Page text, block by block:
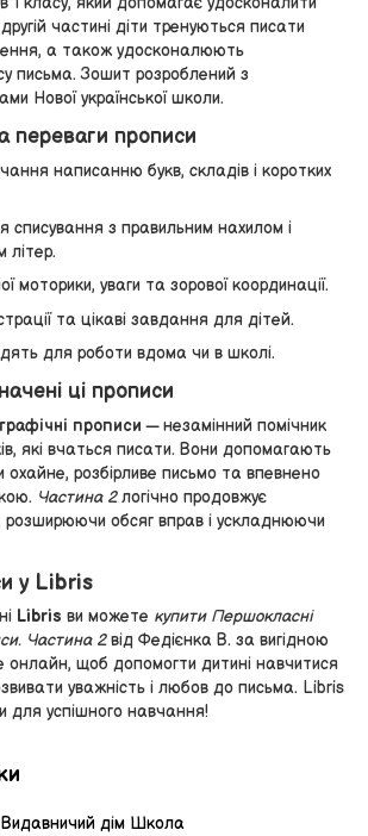
частині діти тренуються писати
а також удосконалюють
письма. Зошит розроблений з
Нової української школи.
переваги прописи
написанню букв, складів і коротких
списування з правильним нахилом і
літер.
моторики, уваги та зорової координації.
та цікаві завдання для дітей.
для роботи вдома чи в школі.
ці прописи
прописи — незамінний помічник
які вчаться писати. Вони допомагають
охайне, розбірливе письмо та впевнено
Частина 2логічно продовжує
розширюючи обсяг вправ і ускладнюючи
у Libris
Libris ви можете купити Першокласні
Частина 2від Федієнка В. за вигідною
онлайн, щоб допомогти дитині навчитися
уважність і любов до письма. Libris
для успішного навчання!
Видавничий дім Школа